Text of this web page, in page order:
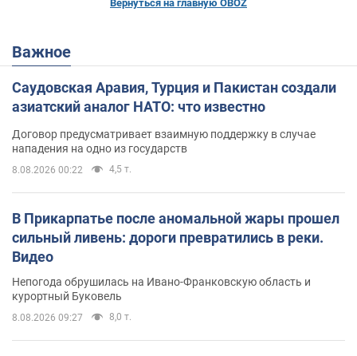
Вернуться на главную OBOZ
Важное
Саудовская Аравия, Турция и Пакистан создали
азиатский аналог НАТО: что известно
Договор предусматривает взаимную поддержку в случае
нападения на одно из государств
8.08.2026 00:22 4,5 т.
В Прикарпатье после аномальной жары прошел
сильный ливень: дороги превратились в реки.
Видео
Непогода обрушилась на Ивано-Франковскую область и
курортный Буковель
8.08.2026 09:27 8,0 т.